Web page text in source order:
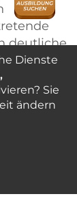
deutliche
fein und
fast
auf
zu
Dienste
Sie
ändern